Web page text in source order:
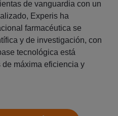
de vanguardia con un
Experis ha
farmacéutica se
y de investigación, con
tecnológica está
máxima eficiencia y